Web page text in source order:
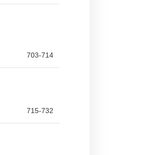
703-714
715-732